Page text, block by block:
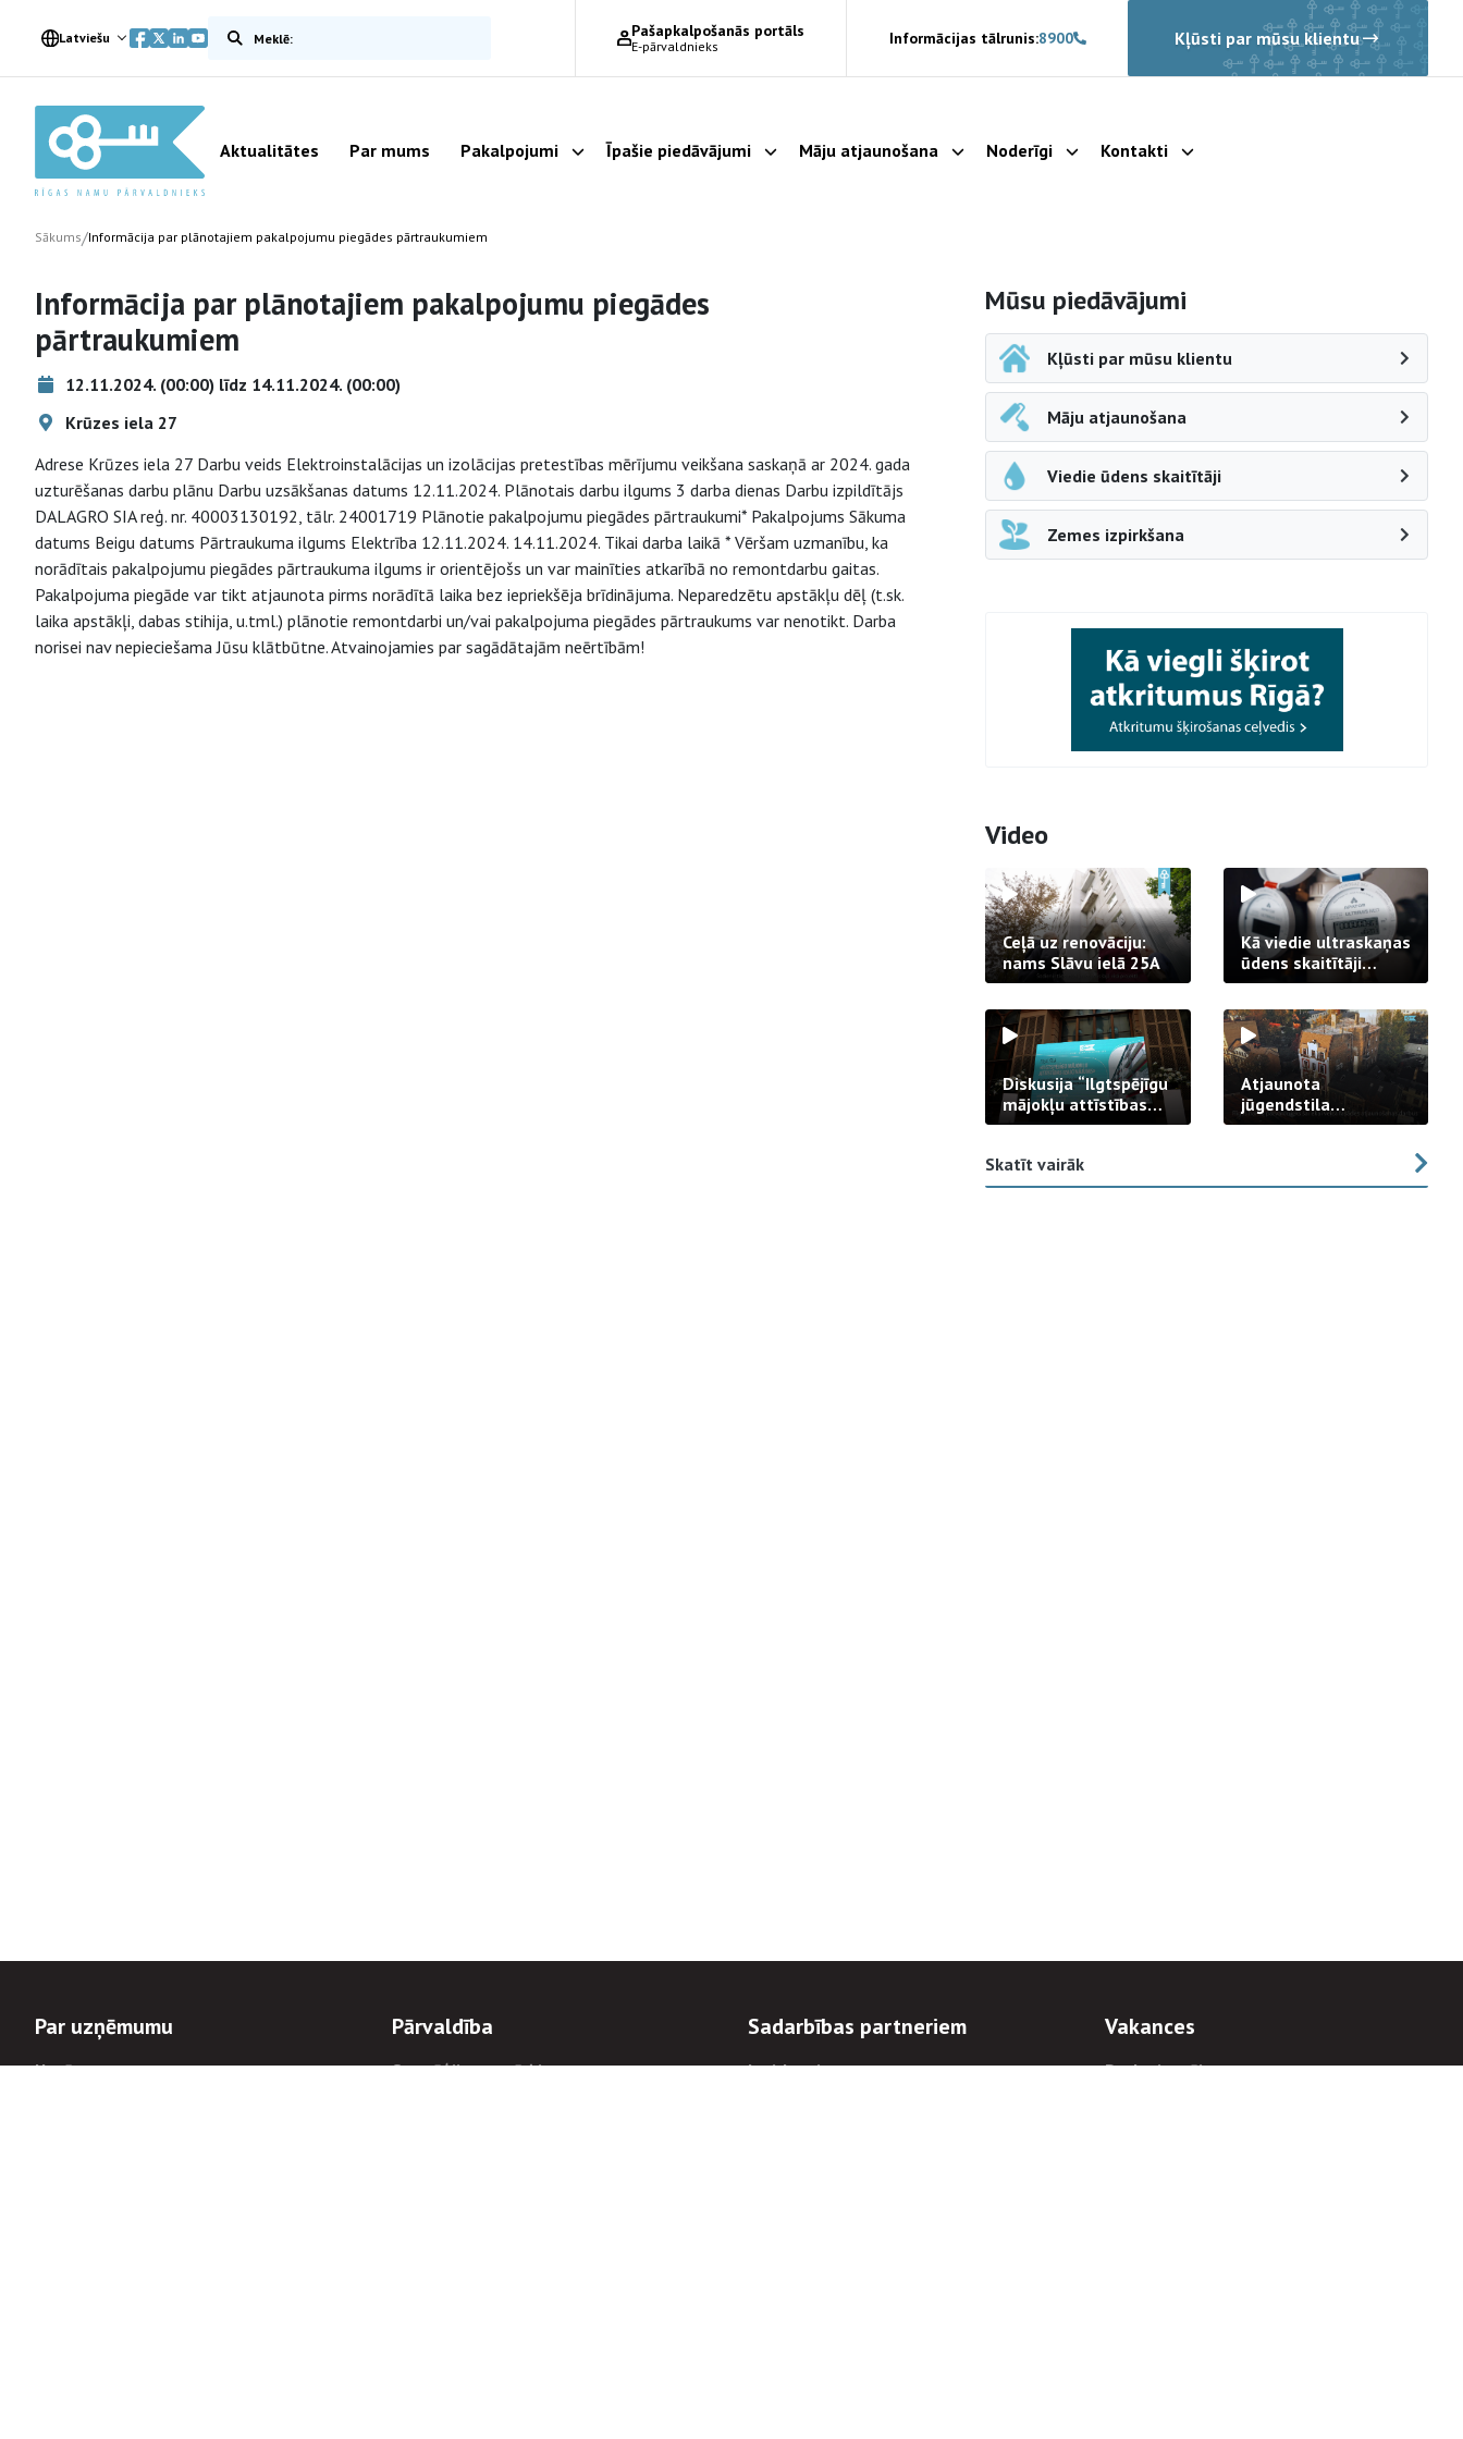
Latviešu Meklēt vietnē Pašapkalpošanās portāls
E-pārvaldnieks Informācijas tālrunis:8900 Kļūsti par mūsu klientu
Aktualitātes Par mums Pakalpojumi Parādīt apakšizvēlni
Īpašie piedāvājumi Parādīt apakšizvēlni
Māju atjaunošana Parādīt apakšizvēlni
Noderīgi Parādīt apakšizvēlni
Kontakti Parādīt apakšizvēlni
Sākums/Informācija par plānotajiem pakalpojumu piegādes pārtraukumiem
Informācija par plānotajiem pakalpojumu piegādes
pārtraukumiem
12.11.2024. (00:00) līdz 14.11.2024. (00:00)
Krūzes iela 27
Adrese Krūzes iela 27 Darbu veids Elektroinstalācijas un izolācijas pretestības mērījumu veikšana saskaņā ar 2024. gada
uzturēšanas darbu plānu Darbu uzsākšanas datums 12.11.2024. Plānotais darbu ilgums 3 darba dienas Darbu izpildītājs
DALAGRO SIA reģ. nr. 40003130192, tālr. 24001719 Plānotie pakalpojumu piegādes pārtraukumi* Pakalpojums Sākuma
datums Beigu datums Pārtraukuma ilgums Elektrība 12.11.2024. 14.11.2024. Tikai darba laikā * Vēršam uzmanību, ka
norādītais pakalpojumu piegādes pārtraukuma ilgums ir orientējošs un var mainīties atkarībā no remontdarbu gaitas.
Pakalpojuma piegāde var tikt atjaunota pirms norādītā laika bez iepriekšēja brīdinājuma. Neparedzētu apstākļu dēļ (t.sk.
laika apstākļi, dabas stihija, u.tml.) plānotie remontdarbi un/vai pakalpojuma piegādes pārtraukums var nenotikt. Darba
norisei nav nepieciešama Jūsu klātbūtne. Atvainojamies par sagādātajām neērtībām!
Sāna navigācija
Mūsu piedāvājumi
Kļūsti par mūsu klientu
Māju atjaunošana
Viedie ūdens skaitītāji
Zemes izpirkšana
Video
Ceļā uz renovāciju:
nams Slāvu ielā 25A
Kā viedie ultraskaņas
ūdens skaitītāji
strādā praksē
Diskusija “Ilgtspējīgu
mājokļu attīstības
izaicinājums”
Atjaunota
jūgendstila
arhitektūras pērles
Skatīt vairāk
Par uzņēmumu
Uzņēmums
Pārvaldība
Stratēģija un mērķi
Sadarbības partneriem
Iepirkumi
Vakances
Darba iespējas